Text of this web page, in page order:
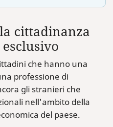
cittadinanza
che hanno una
professione di
gli stranieri che
nell'ambito della
del paese.